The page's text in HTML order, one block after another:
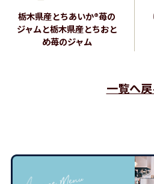
栃木県産とちあいか®苺の
ジャムと栃木県産とちおと
め苺のジャム
一覧へ